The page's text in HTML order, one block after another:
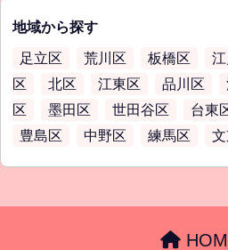
地域から探す
足立区 荒川区 板橋区
区
北区 江東区 品川区
区
墨田区 世田谷区 台東
豊島区
中野区 練馬区